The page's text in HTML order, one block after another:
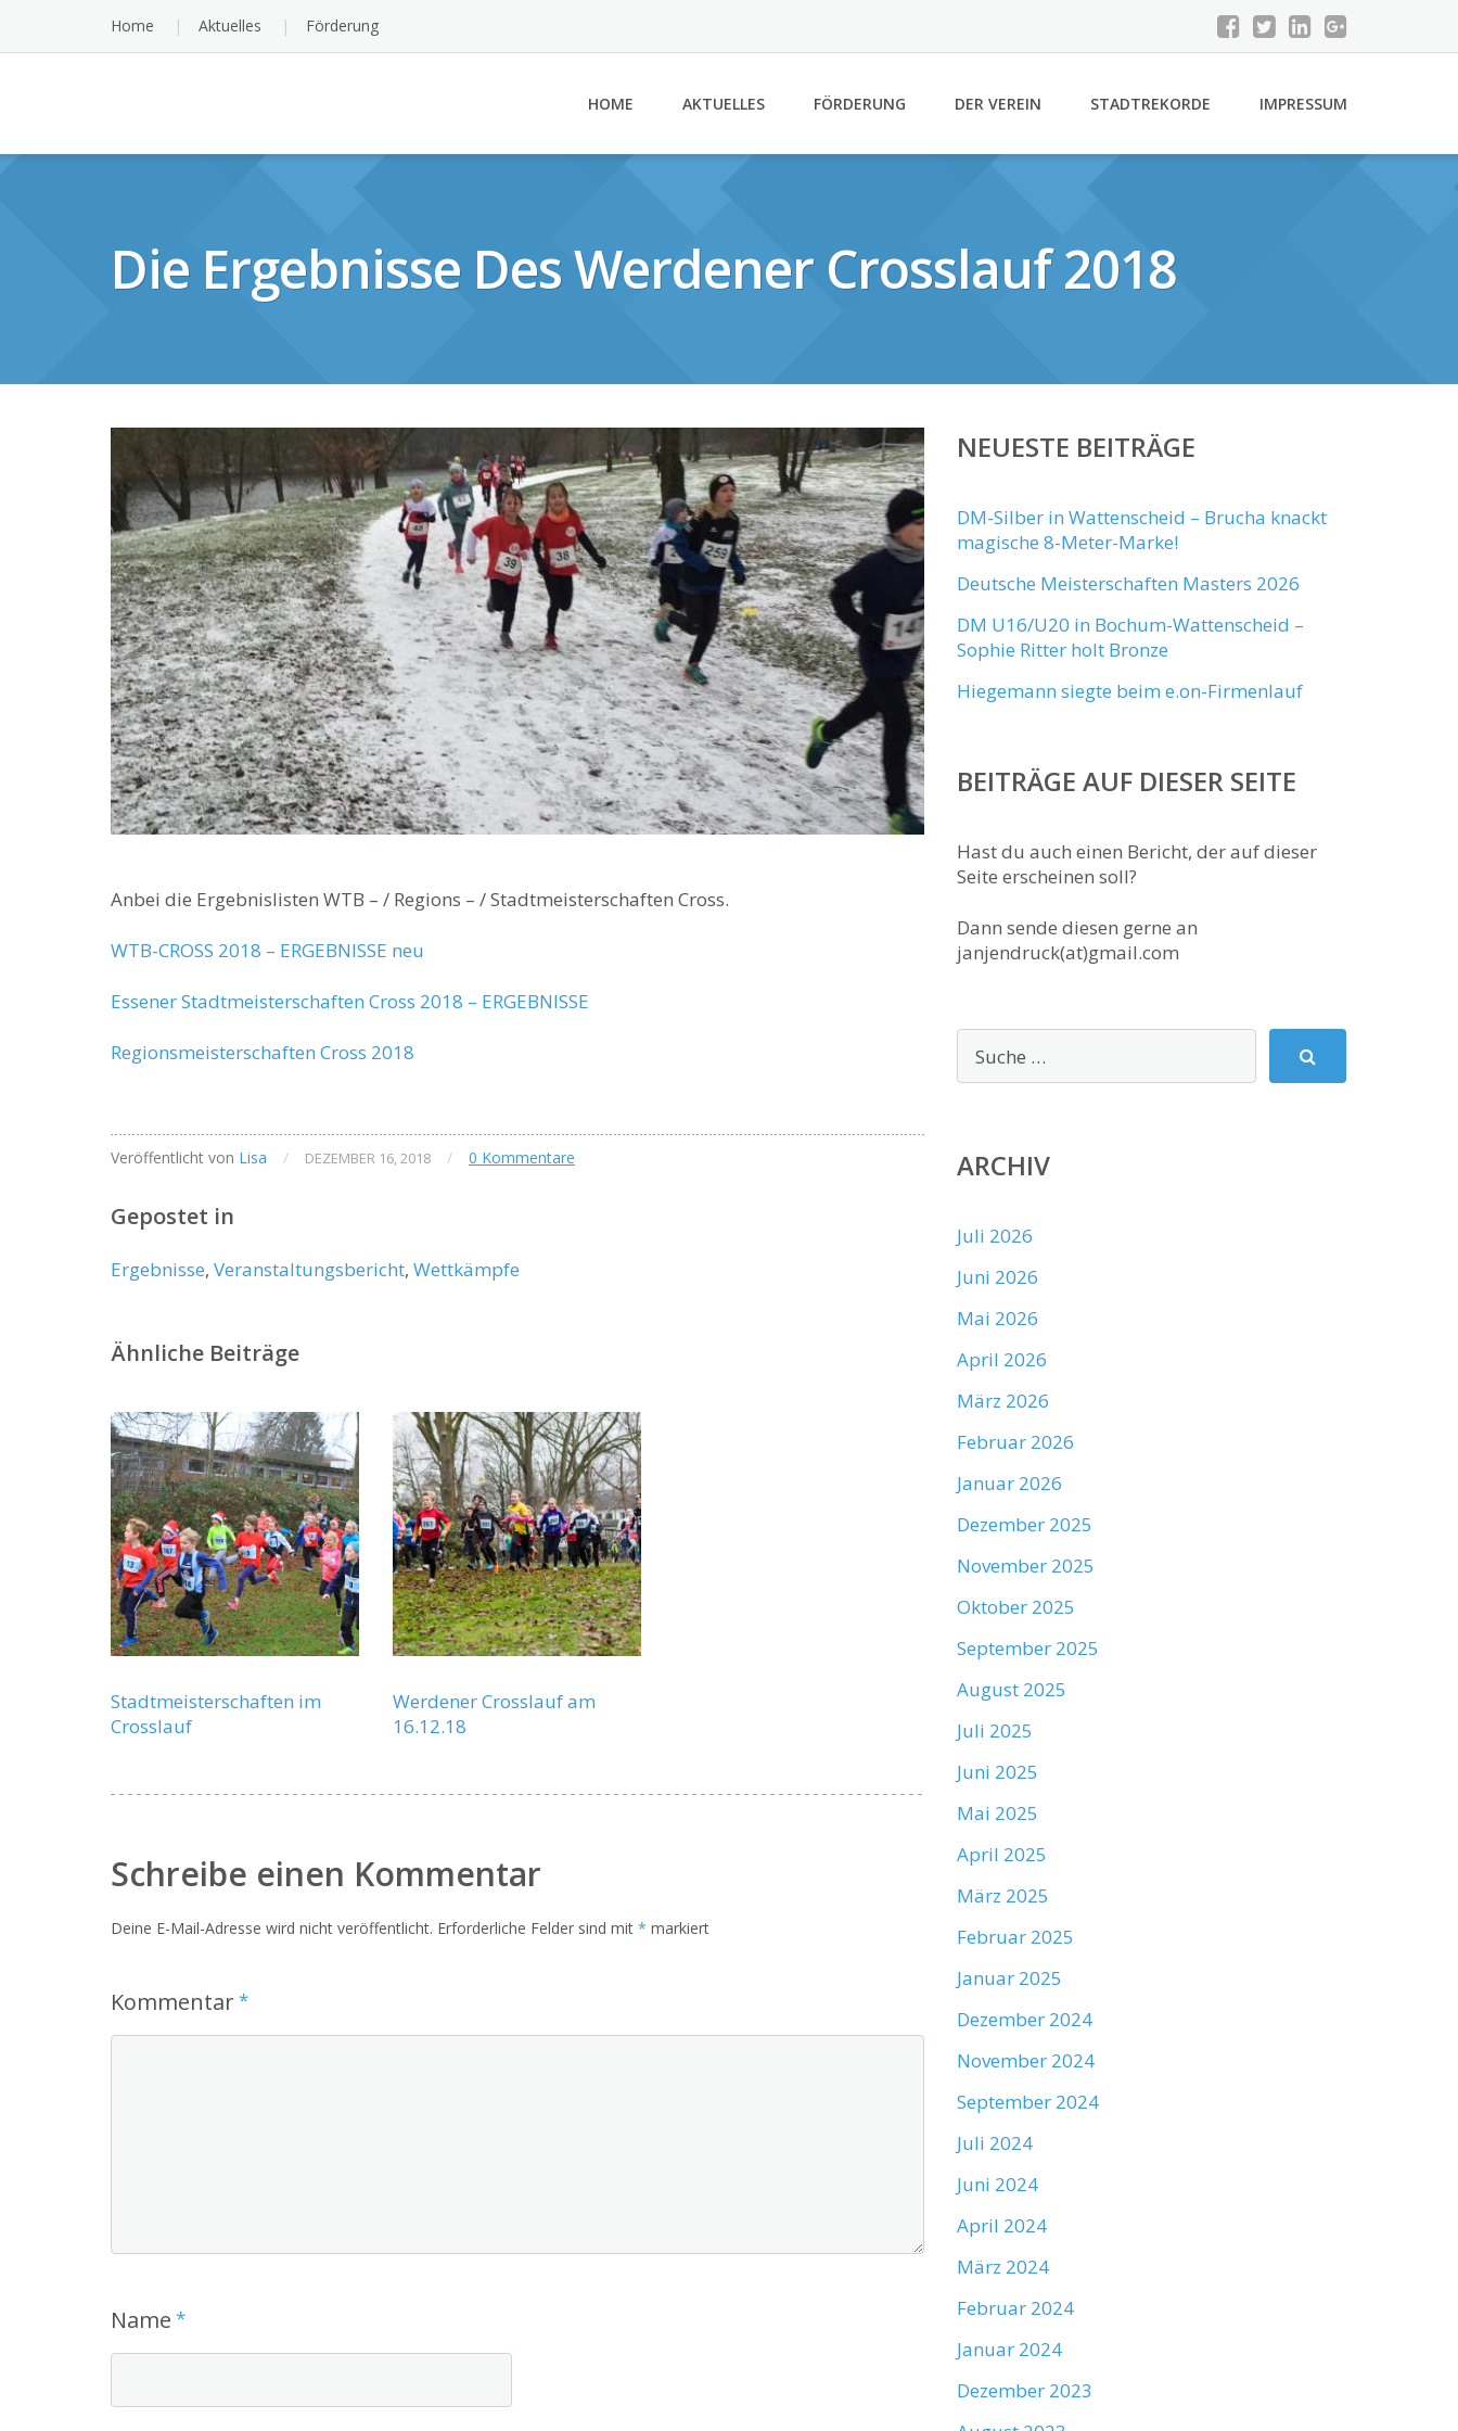
content
Home Aktuelles Förderung
HOME AKTUELLES FÖRDERUNG DER VEREIN STADTREKORDE IMPRESSUM
Die Ergebnisse Des Werdener Crosslauf 2018
Anbei die Ergebnislisten WTB – / Regions – / Stadtmeisterschaften Cross.
WTB-CROSS 2018 – ERGEBNISSE neu
Essener Stadtmeisterschaften Cross 2018 – ERGEBNISSE
Regionsmeisterschaften Cross 2018
Veröffentlicht von Lisa / DEZEMBER 16, 2018 / 0 Kommentare
Gepostet in
Ergebnisse, Veranstaltungsbericht, Wettkämpfe
Ähnliche Beiträge
Stadtmeisterschaften im
Crosslauf
Werdener Crosslauf am
16.12.18
Schreibe einen Kommentar
Deine E-Mail-Adresse wird nicht veröffentlicht. Erforderliche Felder sind mit * markiert
Kommentar*
Name *
NEUESTE BEITRÄGE
DM-Silber in Wattenscheid – Brucha knackt
magische 8-Meter-Marke!
Deutsche Meisterschaften Masters 2026
DM U16/U20 in Bochum-Wattenscheid –
Sophie Ritter holt Bronze
Hiegemann siegte beim e.on-Firmenlauf
BEITRÄGE AUF DIESER SEITE
Hast du auch einen Bericht, der auf dieser
Seite erscheinen soll?
Dann sende diesen gerne an
janjendruck(at)gmail.com
ARCHIV
Juli 2026
Juni 2026
Mai 2026
April 2026
März 2026
Februar 2026
Januar 2026
Dezember 2025
November 2025
Oktober 2025
September 2025
August 2025
Juli 2025
Juni 2025
Mai 2025
April 2025
März 2025
Februar 2025
Januar 2025
Dezember 2024
November 2024
September 2024
Juli 2024
Juni 2024
April 2024
März 2024
Februar 2024
Januar 2024
Dezember 2023